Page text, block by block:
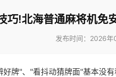
巧!北海普通麻将机免
发布时间：2026年
好牌"、"看抖动猜牌面"基本没